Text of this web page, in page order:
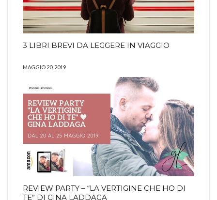
3 LIBRI BREVI DA LEGGERE IN VIAGGIO
MAGGIO 20, 2019
REVIEW PARTY – “LA VERTIGINE CHE HO DI
TE” DI GINA LADDAGA